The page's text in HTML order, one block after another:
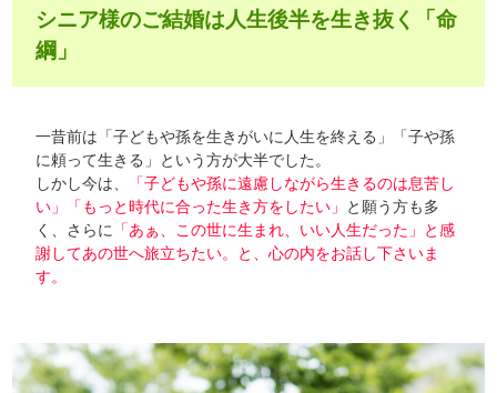
シニア様のご結婚は人生後半を生き抜く「命
綱」
一昔前は「子どもや孫を生きがいに人生を終える」「子や孫
に頼って生きる」という方が大半でした。
しかし今は、
「子どもや孫に遠慮しながら生きるのは息苦し
い」「もっと時代に合った生き方をしたい」 と願う方も多
く、さらに 「あぁ、この世に生まれ、いい人生だった」と感
謝してあの世へ旅立ちたい。と、心の内をお話し下さいま
す。